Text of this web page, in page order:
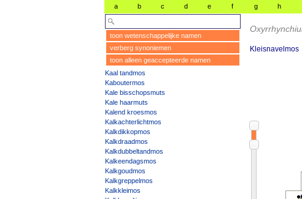
a b c d e f g h
toon wetenschappelijke namen
verberg synoniemen
toon alleen geaccepteerde namen
Kaal tandmos
Kaboutermos
Kale bisschopsmuts
Kale haarmuts
Kalend kroesmos
Kalkachterlichtmos
Kalkdikkopmos
Kalkdraadmos
Kalkdubbeltandmos
Kalkeendagsmos
Kalkgoudmos
Kalkgreppelmos
Kalkkleimos
Kleisnavelmos